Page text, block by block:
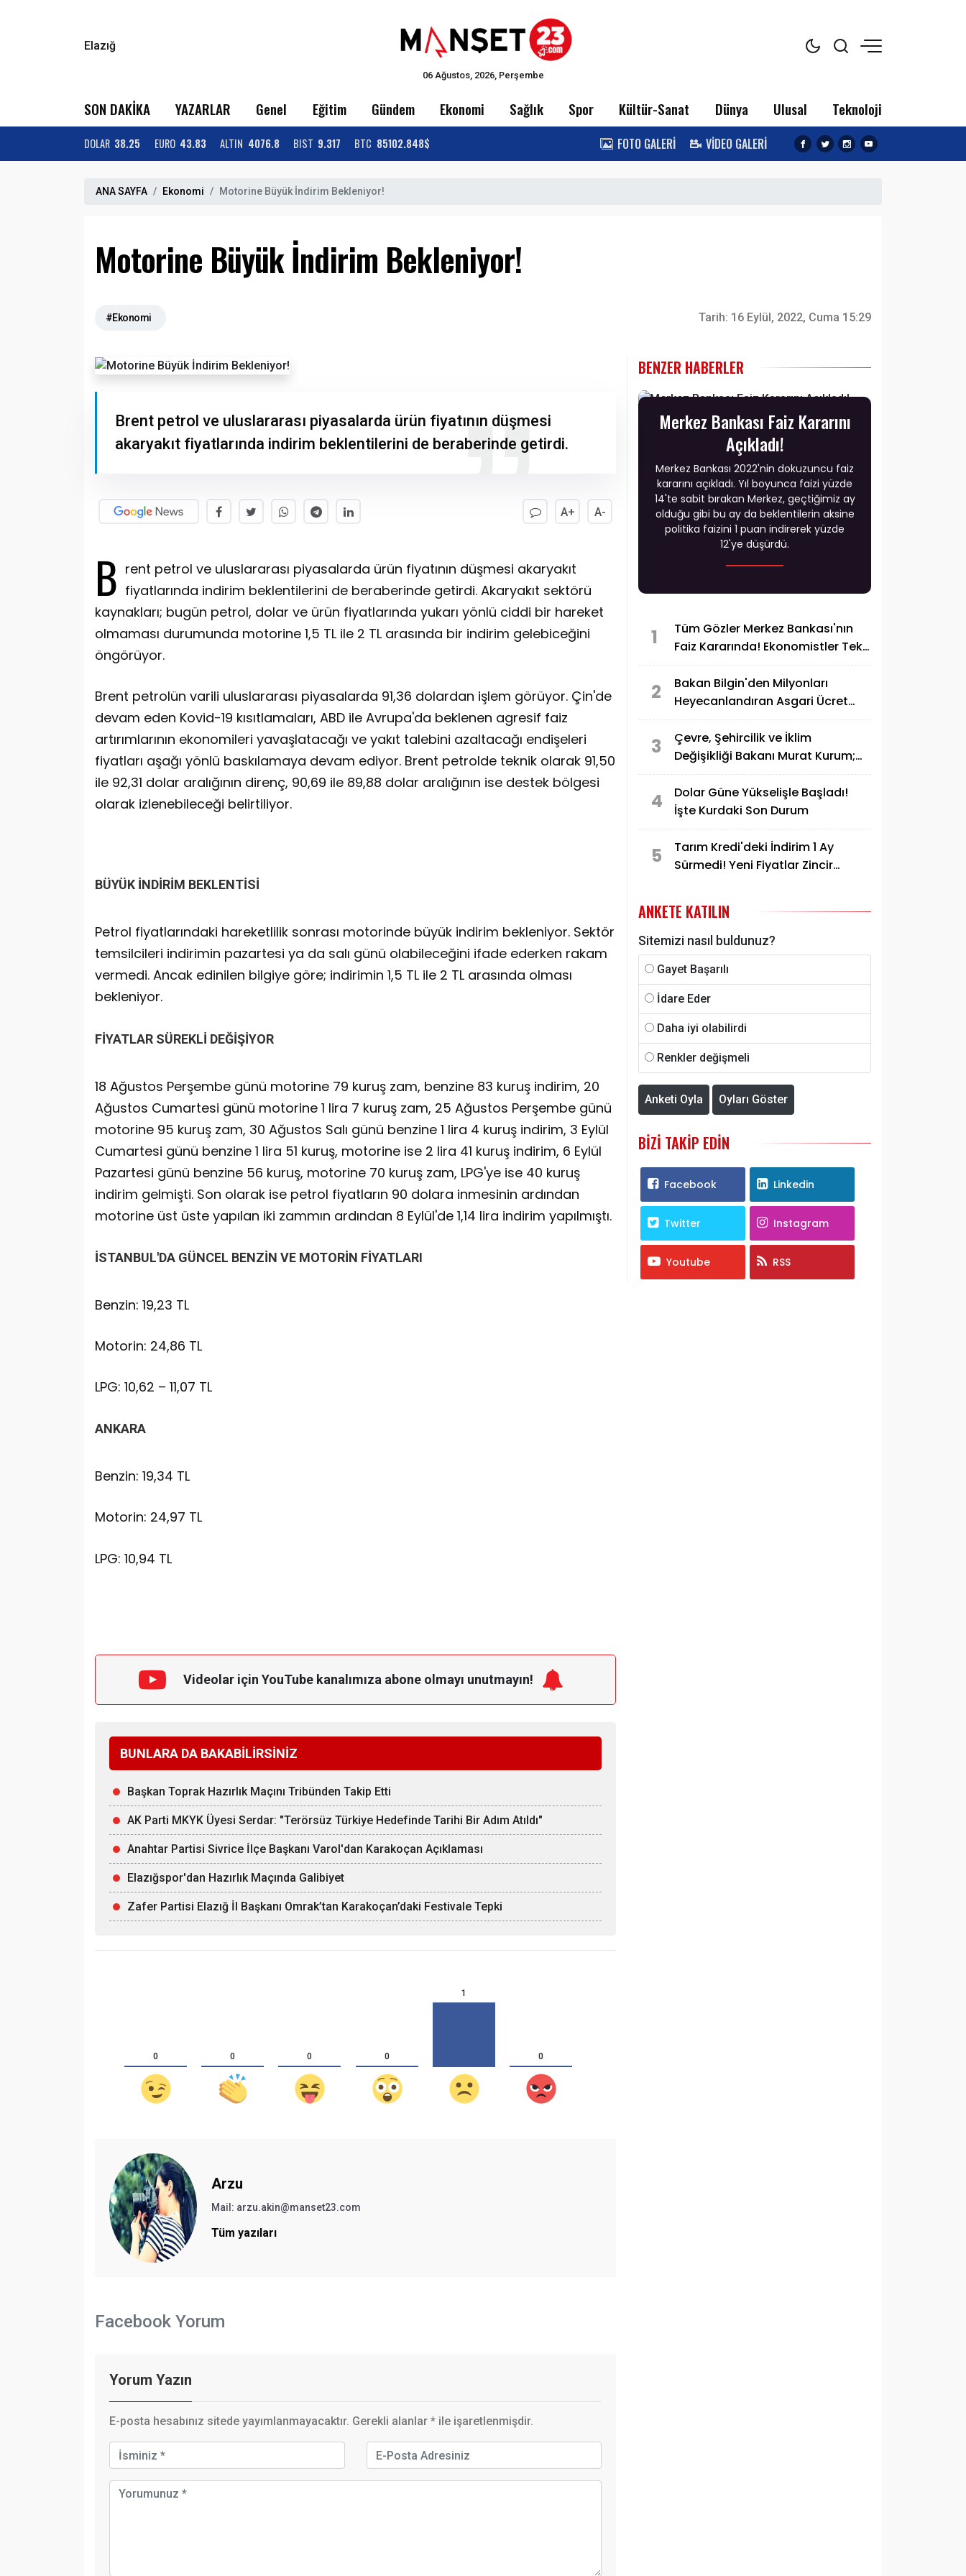
Elazığ
06 Ağustos, 2026, Perşembe
SON DAKİKA YAZARLAR Genel Eğitim Gündem Ekonomi Sağlık Spor Kültür-Sanat Dünya Ulusal Teknoloji
DOLAR 38.25 EURO 43.83 ALTIN 4076.8 BIST 9.317 BTC 85102.848$ FOTO GALERİ VİDEO GALERİ
ANA SAYFA Ekonomi Motorine Büyük İndirim Bekleniyor!
Motorine Büyük İndirim Bekleniyor!
#Ekonomi Tarih: 16 Eylül, 2022, Cuma 15:29
Brent petrol ve uluslararası piyasalarda ürün fiyatının düşmesi
akaryakıt fiyatlarında indirim beklentilerini de beraberinde getirdi.
A+ A-
B rent petrol ve uluslararası piyasalarda ürün fiyatının düşmesi akaryakıt
fiyatlarında indirim beklentilerini de beraberinde getirdi. Akaryakıt sektörü
kaynakları; bugün petrol, dolar ve ürün fiyatlarında yukarı yönlü ciddi bir hareket
olmaması durumunda motorine 1,5 TL ile 2 TL arasında bir indirim gelebiceğini
öngörüyor.
Brent petrolün varili uluslararası piyasalarda 91,36 dolardan işlem görüyor. Çin'de
devam eden Kovid-19 kısıtlamaları, ABD ile Avrupa'da beklenen agresif faiz
artırımlarının ekonomileri yavaşlatacağı ve yakıt talebini azaltacağı endişeleri
fiyatları aşağı yönlü baskılamaya devam ediyor. Brent petrolde teknik olarak 91,50
ile 92,31 dolar aralığının direnç, 90,69 ile 89,88 dolar aralığının ise destek bölgesi
olarak izlenebileceği belirtiliyor.
BÜYÜK İNDİRİM BEKLENTİSİ
Petrol fiyatlarındaki hareketlilik sonrası motorinde büyük indirim bekleniyor. Sektör
temsilcileri indirimin pazartesi ya da salı günü olabileceğini ifade ederken rakam
vermedi. Ancak edinilen bilgiye göre; indirimin 1,5 TL ile 2 TL arasında olması
bekleniyor.
FİYATLAR SÜREKLİ DEĞİŞİYOR
18 Ağustos Perşembe günü motorine 79 kuruş zam, benzine 83 kuruş indirim, 20
Ağustos Cumartesi günü motorine 1 lira 7 kuruş zam, 25 Ağustos Perşembe günü
motorine 95 kuruş zam, 30 Ağustos Salı günü benzine 1 lira 4 kuruş indirim, 3 Eylül
Cumartesi günü benzine 1 lira 51 kuruş, motorine ise 2 lira 41 kuruş indirim, 6 Eylül
Pazartesi günü benzine 56 kuruş, motorine 70 kuruş zam, LPG'ye ise 40 kuruş
indirim gelmişti. Son olarak ise petrol fiyatların 90 dolara inmesinin ardından
motorine üst üste yapılan iki zammın ardından 8 Eylül'de 1,14 lira indirim yapılmıştı.
İSTANBUL'DA GÜNCEL BENZİN VE MOTORİN FİYATLARI
Benzin: 19,23 TL
Motorin: 24,86 TL
LPG: 10,62 – 11,07 TL
ANKARA
Benzin: 19,34 TL
Motorin: 24,97 TL
LPG: 10,94 TL
Videolar için YouTube kanalımıza abone olmayı unutmayın!
BUNLARA DA BAKABİLİRSİNİZ
Başkan Toprak Hazırlık Maçını Tribünden Takip Etti
AK Parti MKYK Üyesi Serdar: "Terörsüz Türkiye Hedefinde Tarihi Bir Adım Atıldı"
Anahtar Partisi Sivrice İlçe Başkanı Varol'dan Karakoçan Açıklaması
Elazığspor'dan Hazırlık Maçında Galibiyet
Zafer Partisi Elazığ İl Başkanı Omrak’tan Karakoçan’daki Festivale Tepki
0 0 0 0
1
0
Arzu
Mail: arzu.akin@manset23.com
Tüm yazıları
Facebook Yorum
Yorum Yazın
E-posta hesabınız sitede yayımlanmayacaktır. Gerekli alanlar * ile işaretlenmişdir.
BENZER HABERLER
Merkez Bankası Faiz Kararını
Açıkladı!
Merkez Bankası 2022'nin dokuzuncu faiz
kararını açıkladı. Yıl boyunca faizi yüzde
14'te sabit bırakan Merkez, geçtiğimiz ay
olduğu gibi bu ay da beklentilerin aksine
politika faizini 1 puan indirerek yüzde
12'ye düşürdü.
1
Tüm Gözler Merkez Bankası'nın
Faiz Kararında! Ekonomistler Tek
2
Bakan Bilgin'den Milyonları
Heyecanlandıran Asgari Ücret
3
Çevre, Şehircilik ve İklim
Değişikliği Bakanı Murat Kurum;
Devam Edenler İçin Yeni Bir
Müjdemiz Var"
4
Dolar Güne Yükselişle Başladı!
İşte Kurdaki Son Durum
5
Tarım Kredi'deki İndirim 1 Ay
Sürmedi! Yeni Fiyatlar Zincir
ANKETE KATILIN
Sitemizi nasıl buldunuz?
Gayet Başarılı
İdare Eder
Daha iyi olabilirdi
Renkler değişmeli
Anketi Oyla Oyları Göster
BIZI TAKIP EDIN
Facebook Linkedin
Twitter Instagram
Youtube RSS